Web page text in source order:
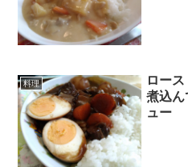
料理
ロー
煮込ん
ュー